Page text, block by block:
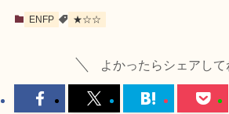
ENFP ★☆☆
よかったらシェアして